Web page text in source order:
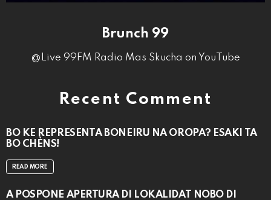
Brunch 99
@Live 99FM Radio Mas Skucha on YouTube
Recent Comment
BO KE REPRESENTÁ BONEIRU NA OROPA? ESAKI TA
BO CHÈNS!
READ MORE
A POSPONÉ APERTURA DI LOKALIDAT NOBO DI